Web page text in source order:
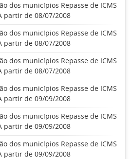
dos municípios Repasse de ICMS
partir de 08/07/2008
dos municípios Repasse de ICMS
partir de 08/07/2008
dos municípios Repasse de ICMS
partir de 08/07/2008
dos municípios Repasse de ICMS
partir de 09/09/2008
dos municípios Repasse de ICMS
partir de 09/09/2008
dos municípios Repasse de ICMS
partir de 09/09/2008